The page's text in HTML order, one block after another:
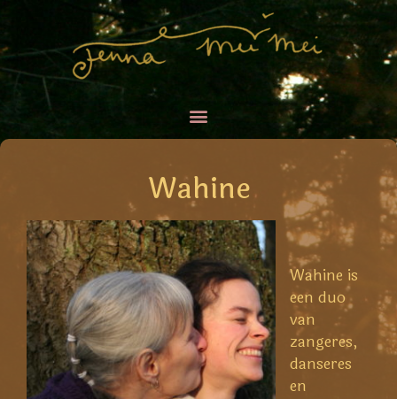
Wahine
Wahine is
een duo
van
zangeres,
danseres
en